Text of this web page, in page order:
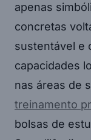
apenas
concretas
sustentável e
capacidades
nas áreas de
treinamento
bolsas de